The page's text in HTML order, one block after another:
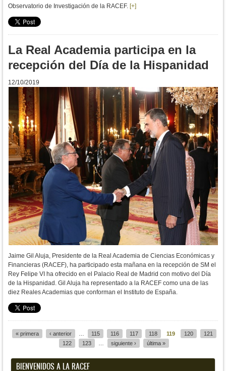
Observatorio de Investigación de la RACEF. [+]
La Real Academia participa en la
recepción del Día de la Hispanidad
12/10/2019
Jaime Gil Aluja, Presidente de la Real Academia de Ciencias Económicas y
Financieras (RACEF), ha participado esta mañana en la recepción de SM el
Rey Felipe VI ha ofrecido en el Palacio Real de Madrid con motivo del Día
de la Hispanidad. Gil Aluja ha representado a la RACEF como una de las
diez Reales Academias que conforman el Instituto de España.
« primera ‹ anterior 115 116 117 118 119 120
121
122
123 siguiente › última »
BIENVENIDOS A LA RACEF